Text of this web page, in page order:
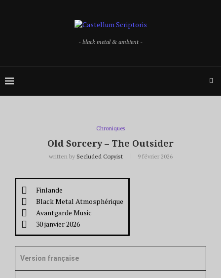
- black metal & ambient -
Chroniques
Old Sorcery – The Outsider
written by Secluded Copyist 9 février 2026
Finlande
Black Metal Atmosphérique
Avantgarde Music
30 janvier 2026
Version française